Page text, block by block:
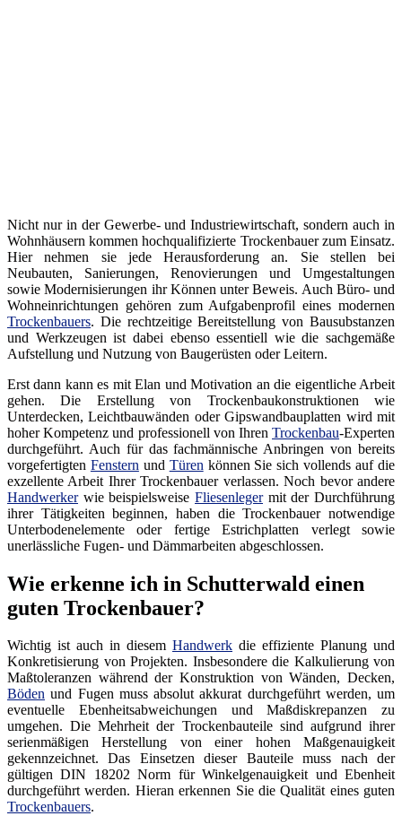
Nicht nur in der Gewerbe- und Industriewirtschaft, sondern auch in
Wohnhäusern kommen hochqualifizierte Trockenbauer zum Einsatz.
Hier nehmen sie jede Herausforderung an. Sie stellen bei
Neubauten, Sanierungen, Renovierungen und Umgestaltungen
sowie Modernisierungen ihr Können unter Beweis. Auch Büro- und
Wohneinrichtungen gehören zum Aufgabenprofil eines modernen
Trockenbauers. Die rechtzeitige Bereitstellung von Bausubstanzen
und Werkzeugen ist dabei ebenso essentiell wie die sachgemäße
Aufstellung und Nutzung von Baugerüsten oder Leitern.
Erst dann kann es mit Elan und Motivation an die eigentliche Arbeit
gehen. Die Erstellung von Trockenbaukonstruktionen wie
Unterdecken, Leichtbauwänden oder Gipswandbauplatten wird mit
hoher Kompetenz und professionell von Ihren Trockenbau-Experten
durchgeführt. Auch für das fachmännische Anbringen von bereits
vorgefertigten Fenstern und Türen können Sie sich vollends auf die
exzellente Arbeit Ihrer Trockenbauer verlassen. Noch bevor andere
Handwerkerwie beispielsweise Fliesenlegermit der Durchführung
ihrer Tätigkeiten beginnen, haben die Trockenbauer notwendige
Unterbodenelemente oder fertige Estrichplatten verlegt sowie
unerlässliche Fugen- und Dämmarbeiten abgeschlossen.
Wie erkenne ich in Schutterwald einen
guten Trockenbauer?
Wichtig ist auch in diesem Handwerk die effiziente Planung und
Konkretisierung von Projekten. Insbesondere die Kalkulierung von
Maßtoleranzen während der Konstruktion von Wänden, Decken,
Böden und Fugen muss absolut akkurat durchgeführt werden, um
eventuelle Ebenheitsabweichungen und Maßdiskrepanzen zu
umgehen. Die Mehrheit der Trockenbauteile sind aufgrund ihrer
serienmäßigen Herstellung von einer hohen Maßgenauigkeit
gekennzeichnet. Das Einsetzen dieser Bauteile muss nach der
gültigen DIN 18202 Norm für Winkelgenauigkeit und Ebenheit
durchgeführt werden. Hieran erkennen Sie die Qualität eines guten
Trockenbauers.